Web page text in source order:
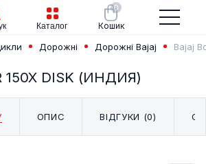
Каталог
0
Кошик
Дорожні Дорожні Bajaj Bajaj
150X DISK (ИНДИЯ)
ОПИС ВІДГУКИ (0)